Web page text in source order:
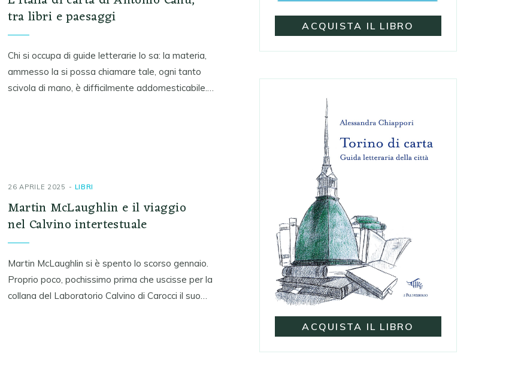
tra libri e paesaggi
Chi si occupa di guide letterarie lo sa: la materia,
ammesso la si possa chiamare tale, ogni tanto
scivola di mano, è difficilmente addomesticabile.…
26 APRILE 2025 LIBRI
Martin McLaughlin e il viaggio
nel Calvino intertestuale
Martin McLaughlin si è spento lo scorso gennaio.
Proprio poco, pochissimo prima che uscisse per la
collana del Laboratorio Calvino di Carocci il suo…
ACQUISTA IL LIBRO
ACQUISTA IL LIBRO